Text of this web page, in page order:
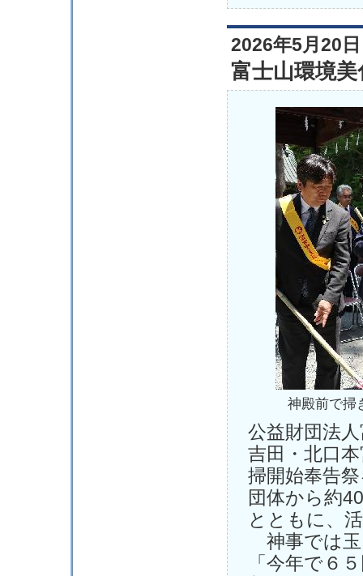
2026年5月20日
富士山環境
神殿前で掃
公益財団法
吉田・北口
掃開始奉告
団体から約
とともに、
神事では玉
「今年で６